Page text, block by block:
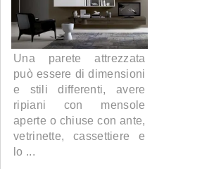
Una parete attrezzata
può essere di dimensioni
e stili differenti, avere
ripiani con mensole
aperte o chiuse con ante,
vetrinette, cassettiere e
lo ...